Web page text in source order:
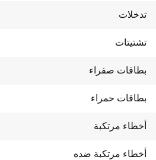
تدخلات
تشتيتات
بطاقات صفراء
بطاقات حمراء
أخطاء مرتكبة
أخطاء مرتكبة ضده